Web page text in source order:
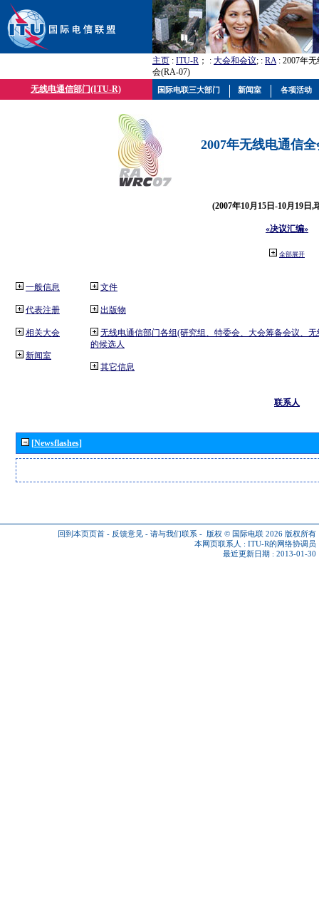
主页 : ITU-R ； : 大会和会议; : RA: 2007年
会(RA-07)
无线电通信部门(ITU-R)
2007年无线电通信
(2007年10月15日-10月19日,
«决议汇编»
全部展开
一般信息
代表注册
相关大会
新闻室
文件
出版物
无线电通信部门各组(研究组、特委会、大会筹备会议、
的候选人
其它信息
联系人
[Newsflashes]
回到本页页首 - 反馈意见 - 请与我们联系 - 版权 © 国际电联 2026 版权所有
本网页联系人 : ITU-R的网络协调员
最近更新日期 : 2013-01-30
国际电联三大部门 新闻室 各项活动